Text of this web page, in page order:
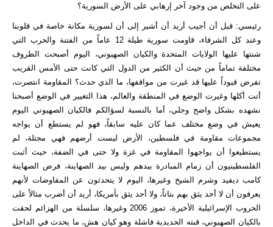
على التخلص من وجود آخر إرهابي على الأرض السورية؟
رئيسي: قبل أن أجيب أريد أن أشير إلى أن لسورية مكانة خاصة في قلوبنا
وعند كل الشرفاء، قاومت سورية طيلة 12 عاماً من الفتنة والحرب التي
شنتها عليها الولايات المتحدة والكيان الصهيوني، اليوم أصبحت الظروف
مختلفة تماماً من حيث أن الكثير من الدول التي كانت حتى الأمس القريب
تفرض قيوداً عليها قد غيرت من مواقفها، ما الذي حدث؟ المقاومة انتصرت،
أتت أكلها وغيرت الوضع في المنطقة والعالم، هذا التغيير في الوضع أصبحنا
نشهده بشكل واضح وجلي، أما بالنسبة لسؤالكم فالكيان الصهيوني اليوم
يعيش في وضع مختلف عما كان عليه سابقاً، فهو لم يستطع أن يواجه
مجموعات مقاومة في فلسطين، الأرض ليست أرضهم فهي محتلة، لم
يستطيعوا أن يواجهوا المقاومة في غزة ولا حتى في الضفة، حيث أثبت
الفلسطينيون أن زمام المبادرة بيدهم وليس بيد الصهاينة، فرض الصهاينة
كامب ديفيد وشرم الشيخ وغيرها، اليوم لا يتحدثون عن المفاوضات لأنهم
يعرفون أن لا أحد يثق بهم بتاتاً، ولا أحد يثق بأمريكا، أريد أن أضرب مثالاً على
الحروب الإسرائيلية الأخيرة، تموز 2006 وغيرها، سلسلة من الهزائم لحقت
بالكيان الصهيوني، قبته الحديدية فاشلة وهو كيان هش، ما يحدث في الداخل